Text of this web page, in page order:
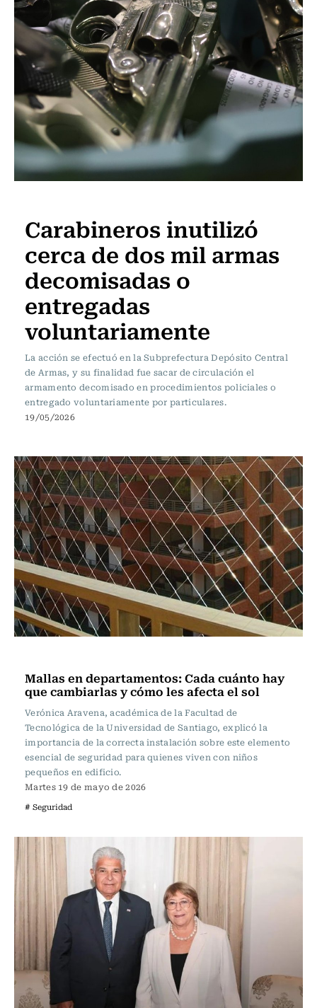
Carabineros inutilizó
cerca de dos mil armas
decomisadas o
entregadas
voluntariamente
La acción se efectuó en la Subprefectura Depósito Central
de Armas, y su finalidad fue sacar de circulación el
armamento decomisado en procedimientos policiales o
entregado voluntariamente por particulares.
19/05/2026
Mallas en departamentos: Cada cuánto hay
que cambiarlas y cómo les afecta el sol
Verónica Aravena, académica de la Facultad de
Tecnológica de la Universidad de Santiago, explicó la
importancia de la correcta instalación sobre este elemento
esencial de seguridad para quienes viven con niños
pequeños en edificio.
Martes 19 de mayo de 2026
# Seguridad